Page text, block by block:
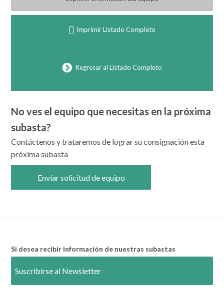
Imprimir Listado Completo
Regresar al Listado Completo
No ves el equipo que necesitas en la próxima
subasta?
Contáctenos y trataremos de lograr su consignación esta
próxima subasta
Envíar solicitud de equipo
Si desea recibir información de nuestras subastas
Suscribirse al Newsletter